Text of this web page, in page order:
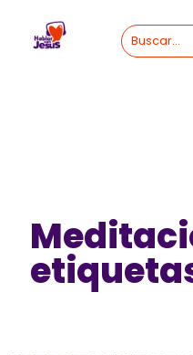
content